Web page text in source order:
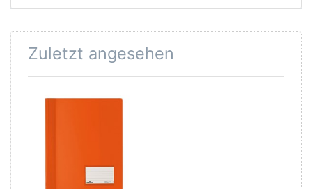
Zuletzt angesehen